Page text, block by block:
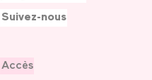
Accès
Suivez-nous